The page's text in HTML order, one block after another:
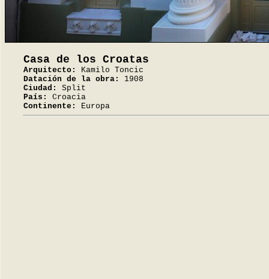
Casa de los Croatas
Arquitecto:
Kamilo Toncic
Datación de la obra:
1908
Ciudad:
Split
País:
Croacia
Continente:
Europa